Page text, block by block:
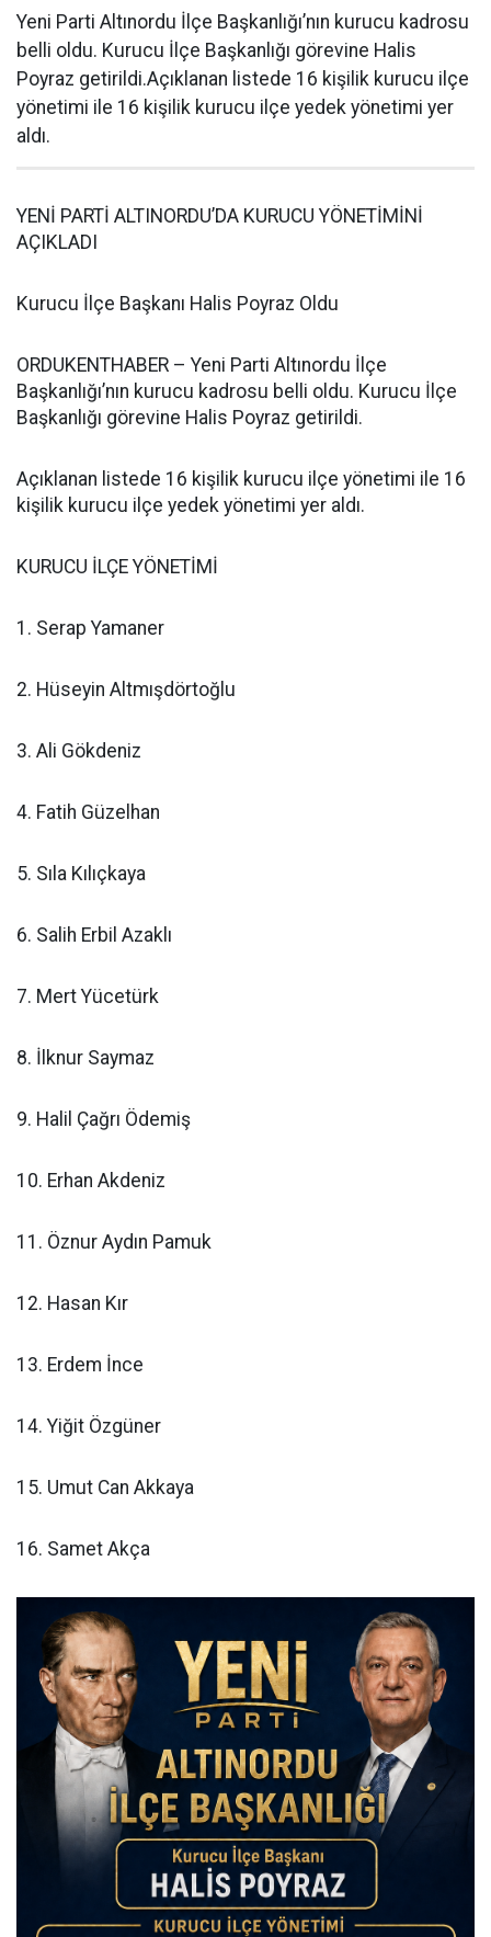
Yeni Parti Altınordu İlçe Başkanlığı’nın kurucu kadrosu
belli oldu. Kurucu İlçe Başkanlığı görevine Halis
Poyraz getirildi.Açıklanan listede 16 kişilik kurucu ilçe
yönetimi ile 16 kişilik kurucu ilçe yedek yönetimi yer
aldı.
YENİ PARTİ ALTINORDU’DA KURUCU YÖNETİMİNİ
AÇIKLADI
Kurucu İlçe Başkanı Halis Poyraz Oldu
ORDUKENTHABER – Yeni Parti Altınordu İlçe
Başkanlığı’nın kurucu kadrosu belli oldu. Kurucu İlçe
Başkanlığı görevine Halis Poyraz getirildi.
Açıklanan listede 16 kişilik kurucu ilçe yönetimi ile 16
kişilik kurucu ilçe yedek yönetimi yer aldı.
KURUCU İLÇE YÖNETİMİ
1. Serap Yamaner
2. Hüseyin Altmışdörtoğlu
3. Ali Gökdeniz
4. Fatih Güzelhan
5. Sıla Kılıçkaya
6. Salih Erbil Azaklı
7. Mert Yücetürk
8. İlknur Saymaz
9. Halil Çağrı Ödemiş
10. Erhan Akdeniz
11. Öznur Aydın Pamuk
12. Hasan Kır
13. Erdem İnce
14. Yiğit Özgüner
15. Umut Can Akkaya
16. Samet Akça